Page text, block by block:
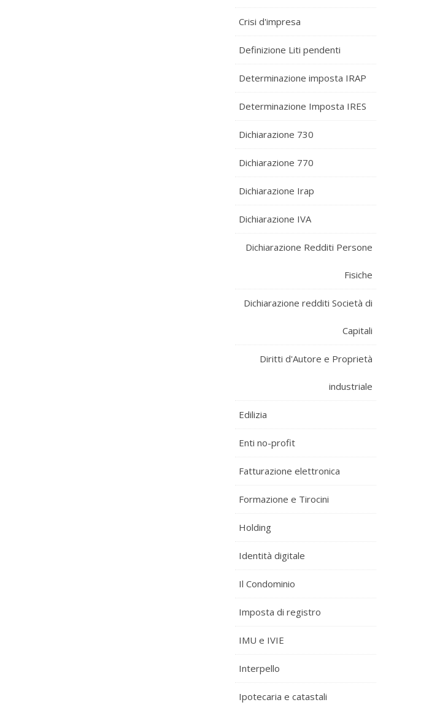
Crisi d'impresa
Definizione Liti pendenti
Determinazione imposta IRAP
Determinazione Imposta IRES
Dichiarazione 730
Dichiarazione 770
Dichiarazione Irap
Dichiarazione IVA
Dichiarazione Redditi Persone
Fisiche
Dichiarazione redditi Società di
Capitali
Diritti d'Autore e Proprietà
industriale
Edilizia
Enti no-profit
Fatturazione elettronica
Formazione e Tirocini
Holding
Identità digitale
Il Condominio
Imposta di registro
IMU e IVIE
Interpello
Ipotecaria e catastali